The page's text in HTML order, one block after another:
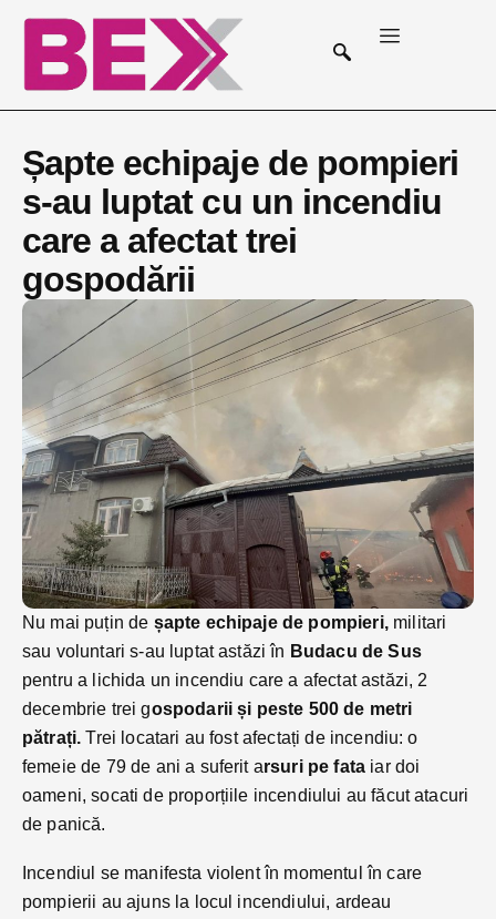
Șapte echipaje de pompieri
s-au luptat cu un incendiu
care a afectat trei
gospodării
Nu mai puțin de șapte echipaje de pompieri,militari
sau voluntari s-au luptat astăzi în Budacu de Sus
pentru a lichida un incendiu care a afectat astăzi, 2
decembrie trei gospodarii și peste 500 de metri
pătrați. Trei locatari au fost afectați de incendiu: o
femeie de 79 de ani a suferit arsuri pe fata iar doi
oameni, socati de proporțiile incendiului au făcut atacuri
de panică.
Incendiul se manifesta violent în momentul în care
pompierii au ajuns la locul incendiului, ardeau